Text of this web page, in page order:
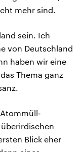
mehr sind.
sein. Ich
von Deutschland
haben wir eine
Thema ganz
Blick eher